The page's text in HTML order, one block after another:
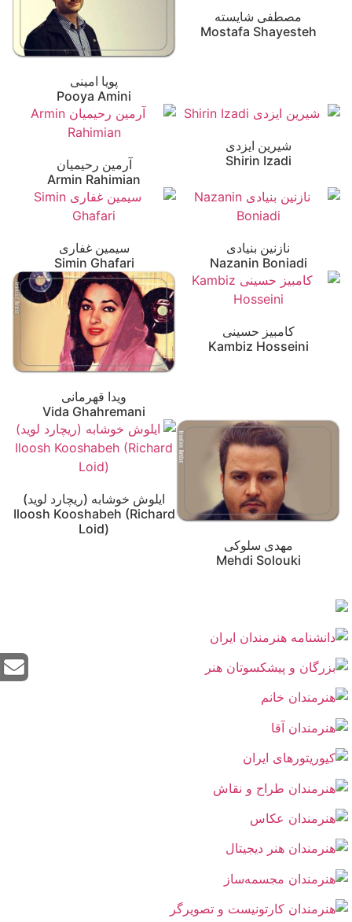
مصطفی شایسته
Mostafa Shayesteh
پویا امینی
Pooya Amini
شیرین ایزدی
Shirin Izadi
آرمین رحیمیان
Armin Rahimian
نازنین بنیادی
Nazanin Boniadi
سیمین غفاری
Simin Ghafari
کامبیز حسینی
Kambiz Hosseini
ویدا قهرمانی
Vida Ghahremani
مهدی سلوکی
Mehdi Solouki
ایلوش خوشابه (ریچارد لوید)
Iloosh Kooshabeh (Richard
Loid)